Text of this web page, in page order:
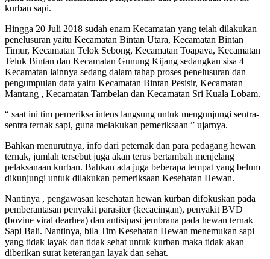
kurban sapi.
Hingga 20 Juli 2018 sudah enam Kecamatan yang telah dilakukan
penelusuran yaitu Kecamatan Bintan Utara, Kecamatan Bintan
Timur, Kecamatan Telok Sebong, Kecamatan Toapaya, Kecamatan
Teluk Bintan dan Kecamatan Gunung Kijang sedangkan sisa 4
Kecamatan lainnya sedang dalam tahap proses penelusuran dan
pengumpulan data yaitu Kecamatan Bintan Pesisir, Kecamatan
Mantang , Kecamatan Tambelan dan Kecamatan Sri Kuala Lobam.
“ saat ini tim pemeriksa intens langsung untuk mengunjungi sentra-
sentra ternak sapi, guna melakukan pemeriksaan ” ujarnya.
Bahkan menurutnya, info dari peternak dan para pedagang hewan
ternak, jumlah tersebut juga akan terus bertambah menjelang
pelaksanaan kurban. Bahkan ada juga beberapa tempat yang belum
dikunjungi untuk dilakukan pemeriksaan Kesehatan Hewan.
Nantinya , pengawasan kesehatan hewan kurban difokuskan pada
pemberantasan penyakit parasiter (kecacingan), penyakit BVD
(bovine viral dearhea) dan antisipasi jembrana pada hewan ternak
Sapi Bali. Nantinya, bila Tim Kesehatan Hewan menemukan sapi
yang tidak layak dan tidak sehat untuk kurban maka tidak akan
diberikan surat keterangan layak dan sehat.